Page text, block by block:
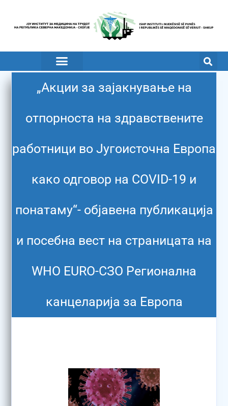
„Акции за зајакнување на
отпорноста на здравствените
работници во Југоисточна Европа
како одговор на COVID-19 и
понатаму“- објавена публикација
и посебна вест на страницата на
WHO EURO-СЗО Регионална
канцеларија за Европа